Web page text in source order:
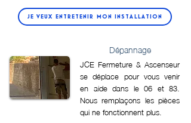
JE VEUX ENTRETENIR MON INSTALLATION
Dépannage
JCE Fermeture & Ascenseur
se déplace pour vous venir
en aide dans le 06 et 83.
Nous remplaçons les pièces
qui ne fonctionnent plus.